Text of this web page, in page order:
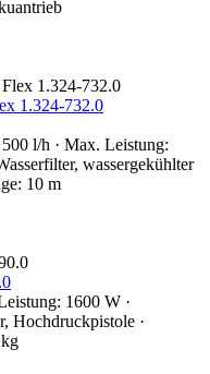
1.324-732.0
l/h · Max. Leistung:
wassergekühlter
10 m
1600 W ·
Hochdruckpistole ·